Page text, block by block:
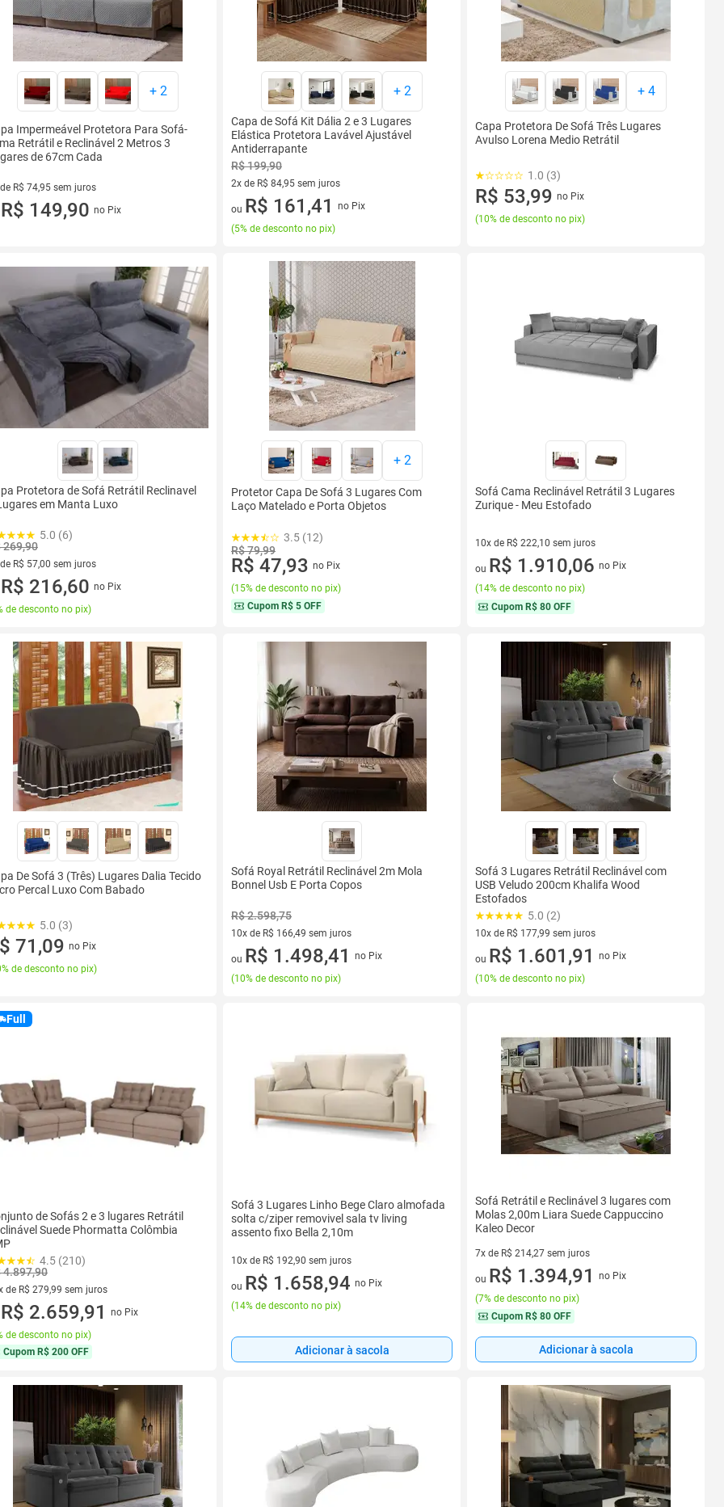
+ 2
Impermeável Protetora Para Sofá-
Retrátil e Reclinável 2 Metros 3
de 67cm Cada
R$ 74,95 sem juros
de R$ 74,95 sem juros
R$ 149,90 no Pix
+ 2
Capa de Sofá Kit Dália 2 e 3 Lugares
Elástica Protetora Lavável Ajustável
Antiderrapante
R$ 199,90
2x de R$ 84,95 sem juros
2 vez de R$ 84,95 sem juros
ou R$ 161,41
no Pix
(5% de desconto no pix)
+ 4
Capa Protetora De Sofá Três Lugares
Avulso Lorena Medio Retrátil
1.0 (3)
R$ 53,99 no Pix
(10% de desconto no pix)
Protetora de Sofá Retrátil Reclinavel
em Manta Luxo
5.0 (6)
269,90
R$ 57,00 sem juros
de R$ 57,00 sem juros
R$ 216,60 no Pix
de desconto no pix)
+ 2
Protetor Capa De Sofá 3 Lugares Com
Laço Matelado e Porta Objetos
3.5 (12)
R$ 79,99
R$ 47,93 no Pix
(15% de desconto no pix)
Cupom R$ 5 OFF
Sofá Cama Reclinável Retrátil 3 Lugares
Zurique - Meu Estofado
10x de R$ 222,10 sem juros
10 vez de R$ 222,10 sem juros
ou R$ 1.910,06 no Pix
(14% de desconto no pix)
Cupom R$ 80 OFF
De Sofá 3 (Três) Lugares Dalia Tecido
Percal Luxo Com Babado
5.0 (3)
71,09 no Pix
de desconto no pix)
Sofá Royal Retrátil Reclinável 2m Mola
Bonnel Usb E Porta Copos
R$ 2.598,75
10x de R$ 166,49 sem juros
10 vez de R$ 166,49 sem juros
ou R$ 1.498,41
no Pix
(10% de desconto no pix)
Sofá 3 Lugares Retrátil Reclinável com
USB Veludo 200cm Khalifa Wood
Estofados
5.0 (2)
10x de R$ 177,99 sem juros
10 vez de R$ 177,99 sem juros
ou R$ 1.601,91
no Pix
(10% de desconto no pix)
Full
de Sofás 2 e 3 lugares Retrátil
Suede Phormatta Colômbia
4.5 (210)
4.897,90
de R$ 279,99 sem juros
vez de R$ 279,99 sem juros
R$ 2.659,91
no Pix
de desconto no pix)
Cupom R$ 200 OFF
Sofá 3 Lugares Linho Bege Claro almofada
solta c/ziper removivel sala tv living
assento fixo Bella 2,10m
10x de R$ 192,90 sem juros
10 vez de R$ 192,90 sem juros
ou R$ 1.658,94 no Pix
(14% de desconto no pix)
Adicionar à sacola
Sofá Retrátil e Reclinável 3 lugares com
Molas 2,00m Liara Suede Cappuccino
Kaleo Decor
7x de R$ 214,27 sem juros
7 vez de R$ 214,27 sem juros
ou R$ 1.394,91
no Pix
(7% de desconto no pix)
Cupom R$ 80 OFF
Adicionar à sacola